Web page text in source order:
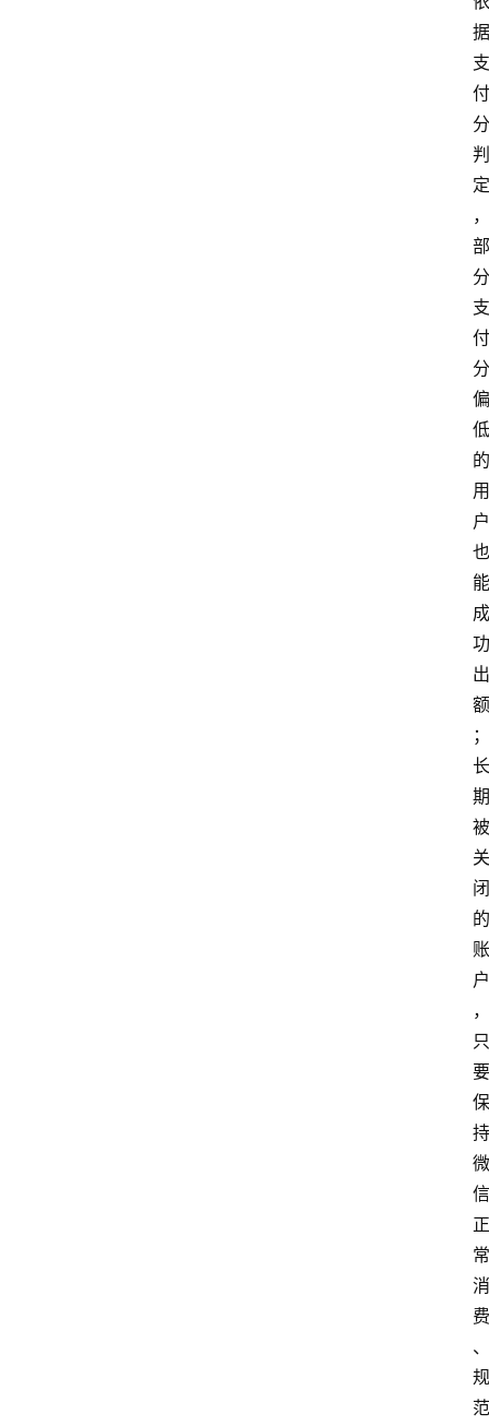
据
支
付
分
判
定
，
部
分
支
付
分
偏
低
的
用
户
也
能
成
功
出
额
；
长
期
被
关
闭
的
账
户
，
只
要
保
持
微
信
正
常
消
费
、
规
范